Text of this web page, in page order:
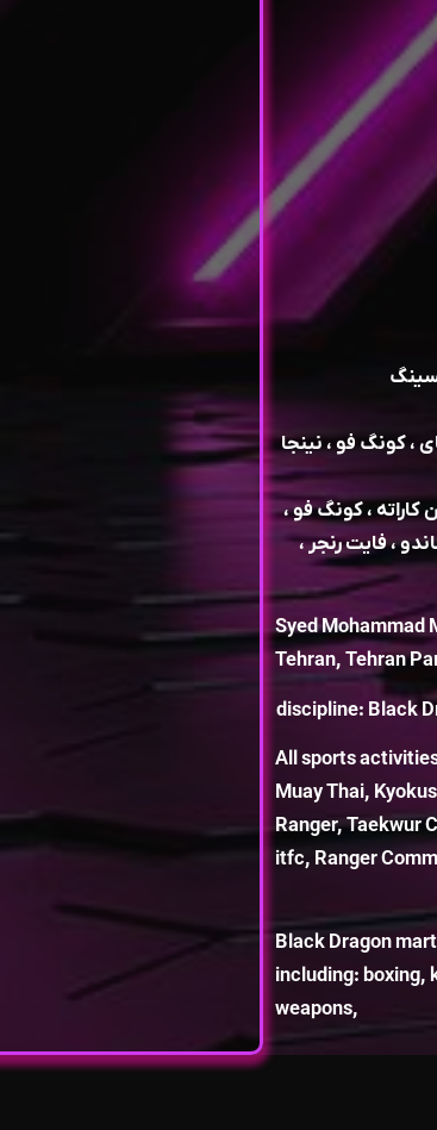
، کونگ فو ، نینجا
، کونگ فو ،
، فایت رنجر ،
Syed Mohammad
Tehran, Tehran
discipline: Black
All sports
Muay Thai,
Ranger, Taekwur
itfc, Ranger
Black Dragon
including: boxing,
weapons,